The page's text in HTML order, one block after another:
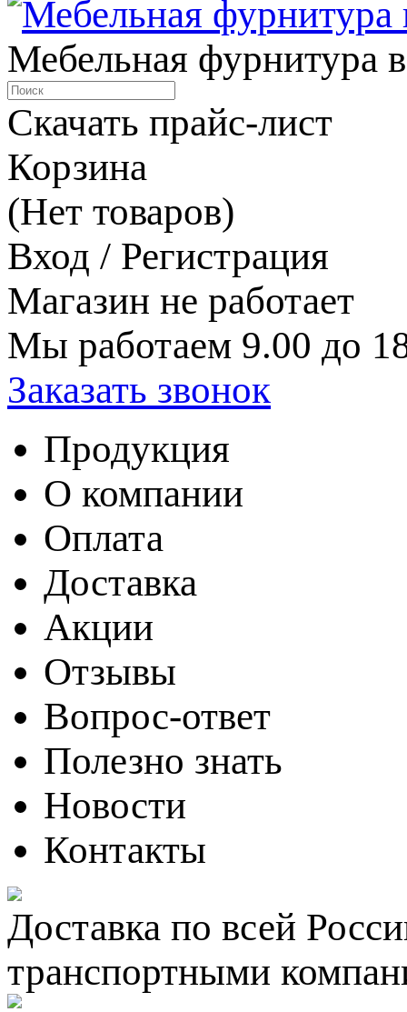
Мебельная фурнитура
Скачать прайс-лист
Корзина
(Нет товаров)
Вход / Регистрация
Магазин не работает
Мы работаем 9.00 до
Заказать звонок
Продукция
О компании
Оплата
Доставка
Акции
Отзывы
Вопрос-ответ
Полезно знать
Новости
Контакты
Доставка по всей
транспортными